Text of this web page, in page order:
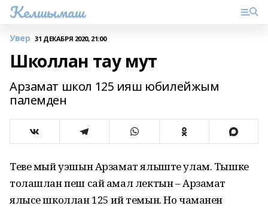
Келшымаш
Увер 31 ДЕКАБРЯ 2020, 21:00
Школлан тау мут
Арзамат школ 125 ияш юбилейжым
палемден
Теве мый уэшын Арзамат ялыште улам. Тышке
толашлан пеш сай амал лектын – Арзамат
ялысе школлан 125 ий темын. Но чаманен